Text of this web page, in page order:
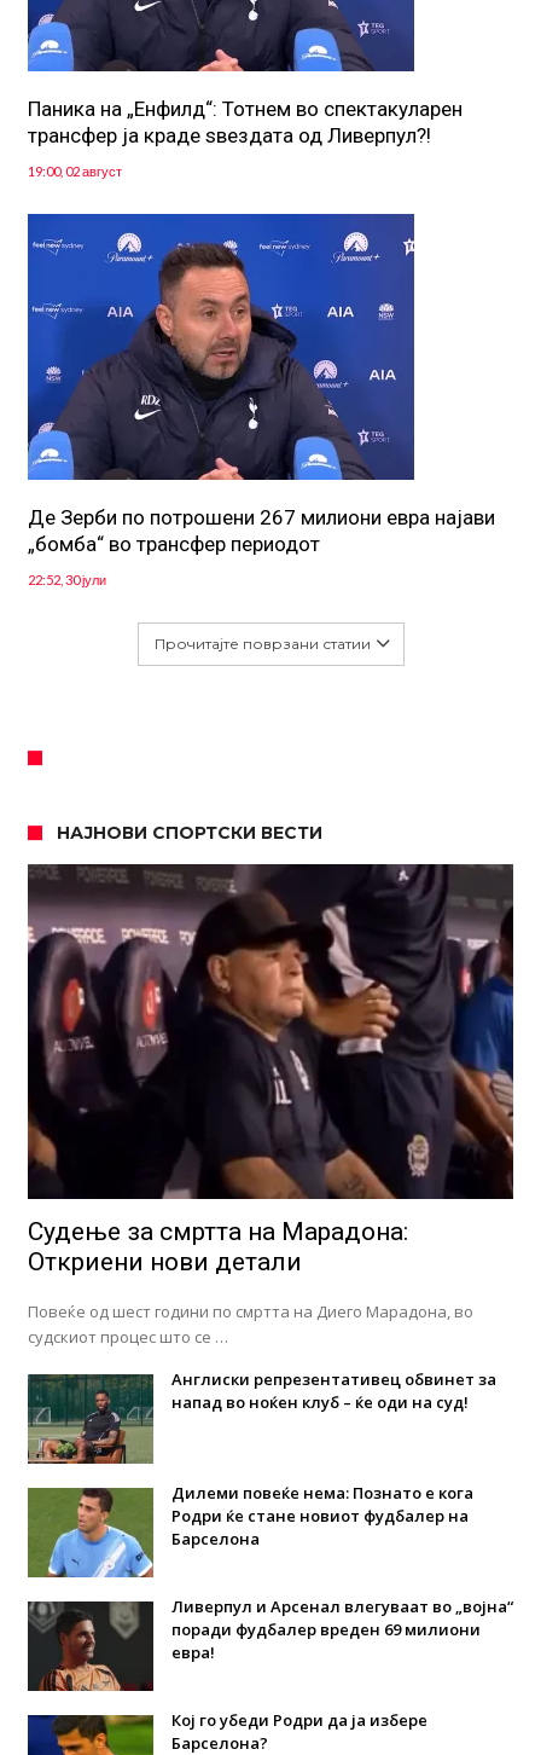
Паника на „Енфилд“: Тотнем во спектакуларен
трансфер ја краде ѕвездата од Ливерпул?!
19:00, 02 август
Де Зерби по потрошени 267 милиони евра најави
„бомба“ во трансфер периодот
22:52, 30 јули
Прочитајте поврзани статии
НАЈНОВИ СПОРТСКИ ВЕСТИ
Судење за смртта на Марадона:
Откриени нови детали
Повеќе од шест години по смртта на Диего Марадона, во
судскиот процес што се …
Англиски репрезентативец обвинет за
напад во ноќен клуб – ќе оди на суд!
Дилеми повеќе нема: Познато е кога
Родри ќе стане новиот фудбалер на
Барселона
Ливерпул и Арсенал влегуваат во „војна“
поради фудбалер вреден 69 милиони
евра!
Кој го убеди Родри да ја избере
Барселона?